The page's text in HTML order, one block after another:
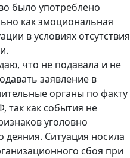
было употреблено
как эмоциональная
в условиях отсутствия
что не подавала и не
заявление в
органы по факту
так как события не
уголовно
деяния. Ситуация носила
сбоя при